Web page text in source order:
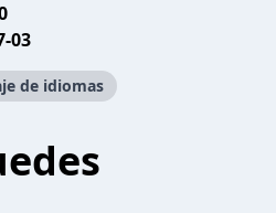
03
de idiomas